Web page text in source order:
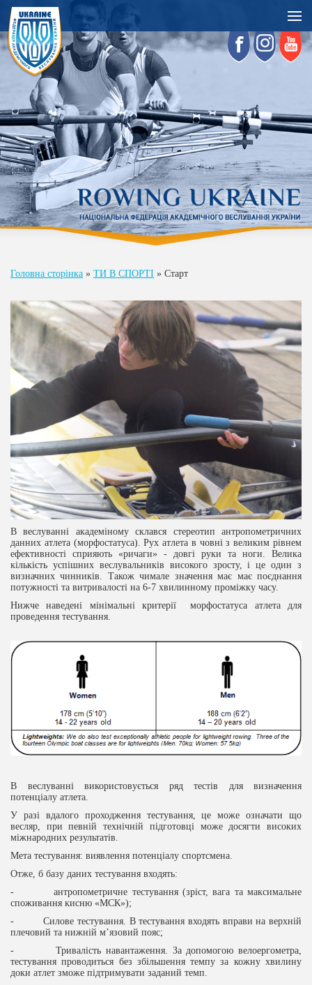
Головна сторінка » ТИ В СПОРТІ » Старт
В веслуванні академіному склався стереотип антропометричних
данних атлета (морфостатуса). Рух атлета в човні з великим рівнем
ефективності сприяють «ричаги» - довгі руки та ноги. Велика
кількість успішних веслувальників високого зросту, і це один з
визначних чинників. Також чимале значення має має поєднання
потужності та витривалості на 6-7 хвилинному проміжку часу.
Нижче наведені мінімальні критерії морфостатуса атлета для
проведення тестування.
В веслуванні використовується ряд тестів для визначення
потенціалу атлета.
У разі вдалого проходження тестування, це може означати що
весляр, при певній технічній підготовці може досягти високих
міжнародних результатів.
Мета тестування: виявлення потенціалу спортсмена.
Отже, б базу даних тестування входять:
- антропометричне тестування (зріст, вага та максимальне
споживання кисню «МСК»);
- Силове тестування. В тестування входять вправи на верхній
плечовий та нижній м’язовий пояс;
- Тривалість навантаження. За допомогою велоергометра,
тестування проводиться без збільшення темпу за кожну хвилину
доки атлет зможе підтримувати заданий темп.